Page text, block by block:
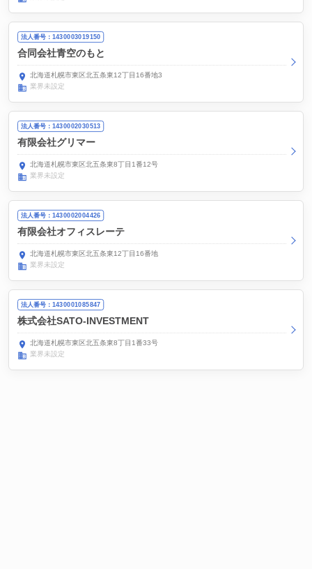
法人番号：1430003019150
合同会社青空のもと
北海道札幌市東区北五条東12丁目16番地3
業界未設定
法人番号：1430002030513
有限会社グリマー
北海道札幌市東区北五条東8丁目1番12号
業界未設定
法人番号：1430002004426
有限会社オフィスレーテ
北海道札幌市東区北五条東12丁目16番地
業界未設定
法人番号：1430001085847
株式会社SATO-INVESTMENT
北海道札幌市東区北五条東8丁目1番33号
業界未設定